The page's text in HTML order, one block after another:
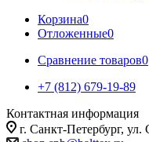
Корзина0
Отложенные0
Сравнение товаров0
+7 (812) 679-19-89
Контактная информация
г. Санкт-Петербург,